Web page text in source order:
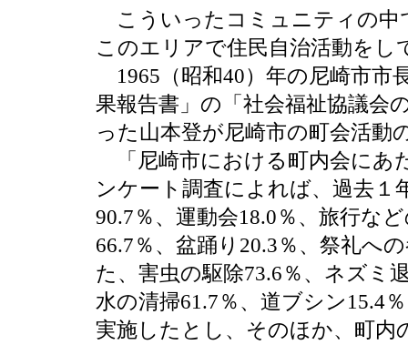
こういったコミュニティの中
このエリアで住民自治活動をし
1965（昭和40）年の尼崎市市
果報告書」の「社会福祉協議会
った山本登が尼崎市の町会活動
「尼崎市における町内会にあ
ンケート調査によれば、過去１
90.7％、運動会18.0％、旅行な
66.7％、盆踊り20.3％、祭礼へ
た、害虫の駆除73.6％、ネズミ
水の清掃61.7％、道ブシン15.4
実施したとし、そのほか、町内